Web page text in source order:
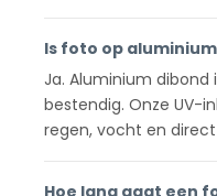
Is foto op
Ja. Aluminium dibond
bestendig. Onze UV-
regen, vocht en
Hoe lang gaat een